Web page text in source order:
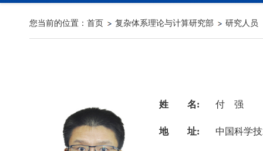
您当前的位置： 首页 复杂体系理论与计算研究部 研究人员
姓 名: 付 强
地 址: 中国科学